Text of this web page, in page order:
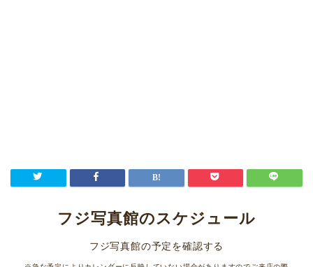
フジ写真館のスケジュール
フジ写真館の予定を確認する